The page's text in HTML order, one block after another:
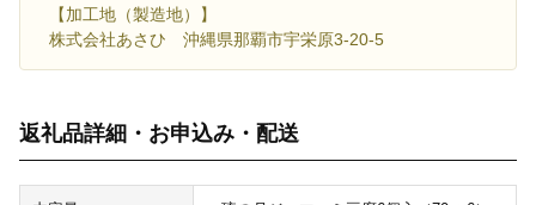
【加工地（製造地）】
株式会社あさひ 沖縄県那覇市宇栄原3-20-5
返礼品詳細・お申込み・配送